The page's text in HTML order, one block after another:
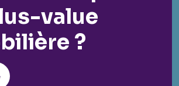
value
?